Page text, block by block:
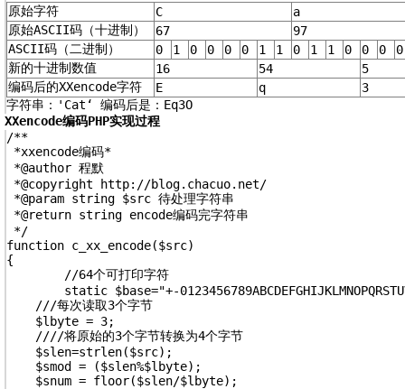
原始字符 C
a
原始ASCII码（十进制）
67
97
ASCII码（二进制）
0 1 0 0 0 0 1 1 0 1 1 0 0 0
新的十进制数值
16 54
5
编码后的XXencode字符
E q
3
字符串：'Cat‘ 编码后是：Eq3O
XXencode编码PHP实现过程
/**
*xxencode编码*
*@author 程默
*@copyright http://blog.chacuo.net/
*@param string $src 待处理字符串
*@return string encode编码完字符串
*/
function c_xx_encode($src)
{
    ///每次读取3个字节
    $lbyte = 3;
    ////将原始的3个字节转换为4个字节
    $slen=strlen($src);
    $smod = ($slen%$lbyte);
    $snum = floor($slen/$lbyte);